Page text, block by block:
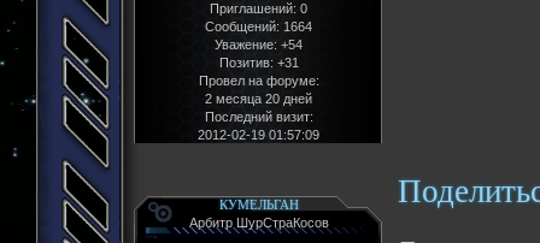
Приглашений: 0
Сообщений: 1664
Уважение: +54
Позитив: +31
Провел на форуме:
2 месяца 20 дней
Последний визит:
2012-02-19 01:57:09
КУМЕЛЬГАН
Арбитр ШурСтраКосов